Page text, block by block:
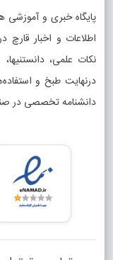
پایگاه خبری و آموزشی
اطلاعات و اخبار قارچ
نکات علمی،
درنهایت طبخ و
دانشنامه تخصصی در